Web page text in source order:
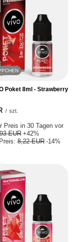
Poket 8ml - Strawberry
/ szt.
Preis in 30 Tagen vor
EUR +42%
8,22 EUR -14%